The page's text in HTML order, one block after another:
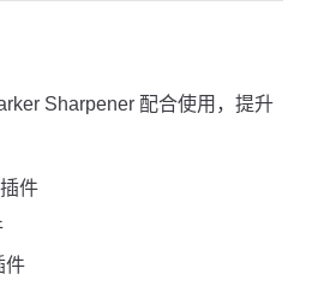
Sharpener 配合使用，提升
件
件